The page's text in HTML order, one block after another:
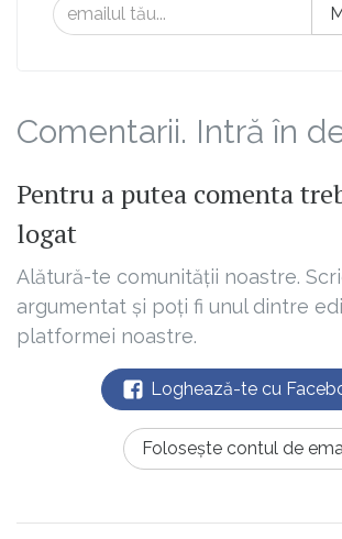
Comentarii. Intră în
Pentru a putea comenta
logat
Alătură-te comunității noastre.
argumentat și poți fi unul dintre
platformei noastre.
Loghează-te cu
Folosește contul de